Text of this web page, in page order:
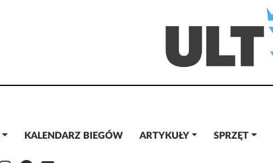
KALENDARZ BIEGÓW ARTYKUŁY SPRZĘT